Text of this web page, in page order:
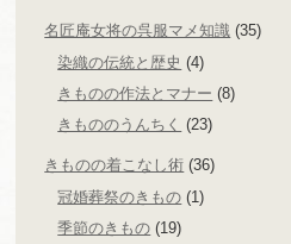
名匠庵女将の呉服マメ知識 (35)
染織の伝統と歴史 (4)
きものの作法とマナー (8)
きもののうんちく (23)
きものの着こなし術 (36)
冠婚葬祭のきもの (1)
季節のきもの (19)